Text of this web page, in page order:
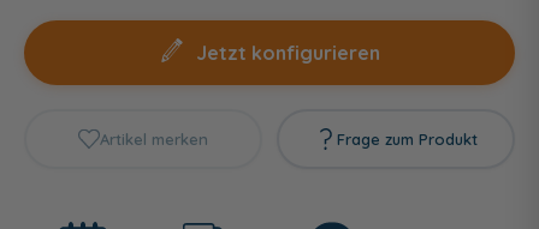
Jetzt konfigurieren
Artikel merken Frage zum Produkt